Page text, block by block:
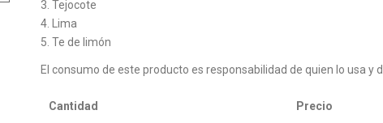
3. Tejocote
4. Lima
5. Te de limón
El consumo de este producto es responsabilidad de quien lo usa y
Cantidad Precio